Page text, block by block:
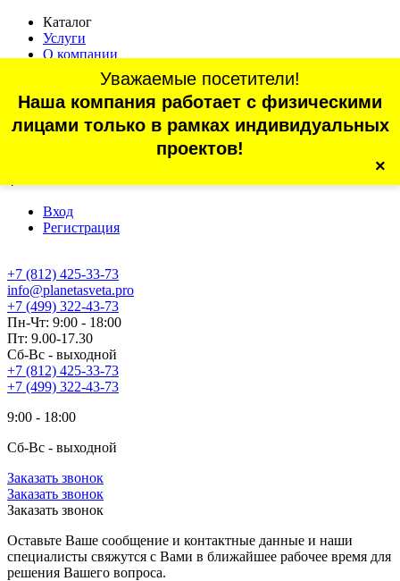
Каталог
Услуги
О компании
Статьи
Контакты
Отзывы
г. Санкт-Петербург, проспект Обуховской Обороны, 70, корп.
Вход
Регистрация
+7 (812) 425-33-73
Уважаемые посетители!
Наша компания работает с физическими
лицами только в рамках индивидуальных
проектов!
×
info@planetasveta.pro
+7 (499) 322-43-73
Пн-Чт: 9:00 - 18:00
Пт: 9.00-17.30
Сб-Вс - выходной
+7 (812) 425-33-73
+7 (499) 322-43-73
9:00 - 18:00
Сб-Вс - выходной
Заказать звонок
Заказать звонок
Заказать звонок
Оставьте Ваше сообщение и контактные данные и наши
специалисты свяжутся с Вами в ближайшее рабочее время для
решения Вашего вопроса.